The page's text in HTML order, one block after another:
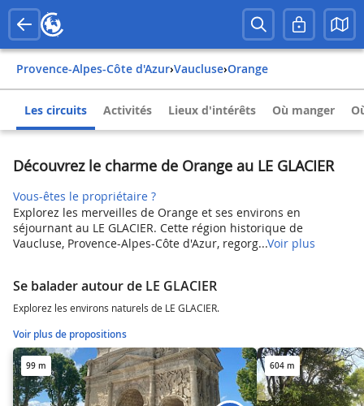
Provence-Alpes-Côte d'Azur› Vaucluse› Orange
Les circuits Activités Lieux d'intérêts Où manger
Découvrez le charme de Orange au LE GLACIER
Vous-êtes le propriétaire ?
Explorez les merveilles de Orange et ses environs en
séjournant au LE GLACIER. Cette région historique de
Vaucluse, Provence-Alpes-Côte d'Azur, regorg...Voir plus
Se balader autour de LE GLACIER
Explorez les environs naturels de LE GLACIER.
Voir plus de propositions
99 m 604 m